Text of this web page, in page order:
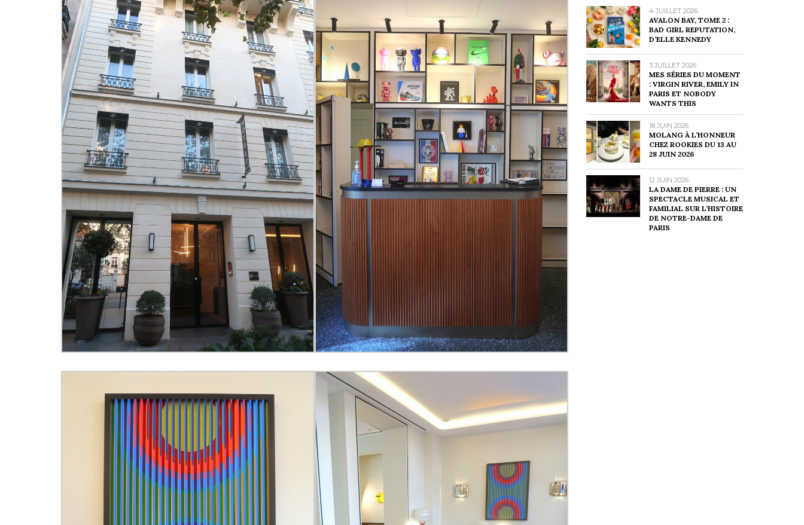
4 JUILLET 2026
AVALON BAY, TOME 2 :
BAD GIRL REPUTATION,
D’ELLE KENNEDY
3 JUILLET 2026
MES SÉRIES DU MOMENT
: VIRGIN RIVER, EMILY IN
PARIS ET NOBODY
WANTS THIS
18 JUIN 2026
MOLANG À L’HONNEUR
CHEZ ROOKIES DU 13 AU
28 JUIN 2026
12 JUIN 2026
LA DAME DE PIERRE : UN
SPECTACLE MUSICAL ET
FAMILIAL SUR L’HISTOIRE
DE NOTRE-DAME DE
PARIS